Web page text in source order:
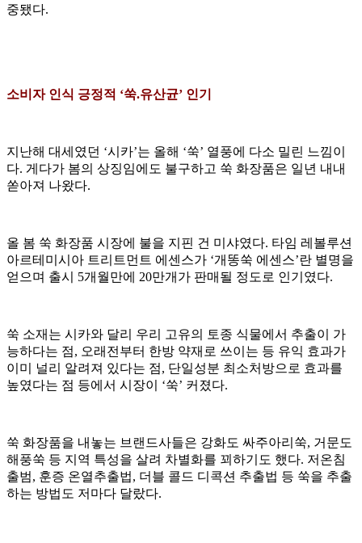
중됐다.
소비자 인식 긍정적 ‘쑥.유산균’ 인기
지난해 대세였던 ‘시카’는 올해 ‘쑥’ 열풍에 다소 밀린 느낌이
다. 게다가 봄의 상징임에도 불구하고 쑥 화장품은 일년 내내
쏟아져 나왔다.
올 봄 쑥 화장품 시장에 불을 지핀 건 미샤였다. 타임 레볼루션
아르테미시아 트리트먼트 에센스가 ‘개똥쑥 에센스’란 별명을
얻으며 출시 5개월만에 20만개가 판매될 정도로 인기였다.
쑥 소재는 시카와 달리 우리 고유의 토종 식물에서 추출이 가
능하다는 점, 오래전부터 한방 약재로 쓰이는 등 유익 효과가
이미 널리 알려져 있다는 점, 단일성분 최소처방으로 효과를
높였다는 점 등에서 시장이 ‘쑥’ 커졌다.
쑥 화장품을 내놓는 브랜드사들은 강화도 싸주아리쑥, 거문도
해풍쑥 등 지역 특성을 살려 차별화를 꾀하기도 했다. 저온침
출범, 훈증 온열추출법, 더블 콜드 디콕션 추출법 등 쑥을 추출
하는 방법도 저마다 달랐다.